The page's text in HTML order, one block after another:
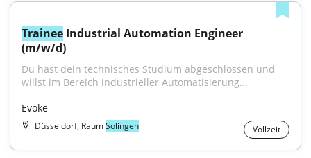
Trainee Industrial Automation Engineer
(m/w/d)
Du hast dein technisches Studium abgeschlossen und
willst im Bereich industrieller Automatisierung...
Evoke
Düsseldorf, RaumSolingen Vollzeit